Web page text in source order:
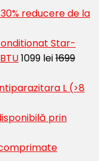
reducere de la
Star-
1099 lei1699
L (>8
prin